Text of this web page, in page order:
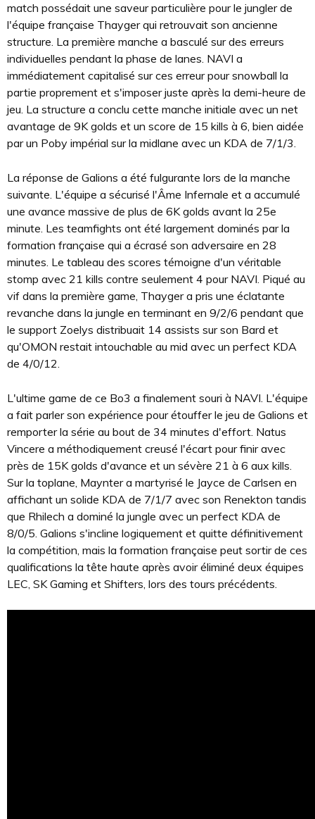
match possédait une saveur particulière pour le jungler de
l'équipe française Thayger qui retrouvait son ancienne
structure. La première manche a basculé sur des erreurs
individuelles pendant la phase de lanes. NAVI a
immédiatement capitalisé sur ces erreur pour snowball la
partie proprement et s'imposer juste après la demi-heure de
jeu. La structure a conclu cette manche initiale avec un net
avantage de 9K golds et un score de 15 kills à 6, bien aidée
par un Poby impérial sur la midlane avec un KDA de 7/1/3.
La réponse de Galions a été fulgurante lors de la manche
suivante. L'équipe a sécurisé l'Âme Infernale et a accumulé
une avance massive de plus de 6K golds avant la 25e
minute. Les teamfights ont été largement dominés par la
formation française qui a écrasé son adversaire en 28
minutes. Le tableau des scores témoigne d'un véritable
stomp avec 21 kills contre seulement 4 pour NAVI. Piqué au
vif dans la première game, Thayger a pris une éclatante
revanche dans la jungle en terminant en 9/2/6 pendant que
le support Zoelys distribuait 14 assists sur son Bard et
qu'OMON restait intouchable au mid avec un perfect KDA
de 4/0/12.
L'ultime game de ce Bo3 a finalement souri à NAVI. L'équipe
a fait parler son expérience pour étouffer le jeu de Galions et
remporter la série au bout de 34 minutes d'effort. Natus
Vincere a méthodiquement creusé l'écart pour finir avec
près de 15K golds d'avance et un sévère 21 à 6 aux kills.
Sur la toplane, Maynter a martyrisé le Jayce de Carlsen en
affichant un solide KDA de 7/1/7 avec son Renekton tandis
que Rhilech a dominé la jungle avec un perfect KDA de
8/0/5. Galions s'incline logiquement et quitte définitivement
la compétition, mais la formation française peut sortir de ces
qualifications la tête haute après avoir éliminé deux équipes
LEC, SK Gaming et Shifters, lors des tours précédents.